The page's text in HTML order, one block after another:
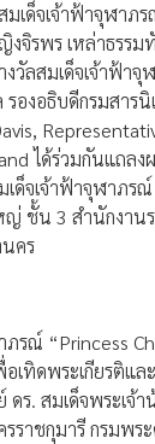
มเด็จเจ้าฟ้าจุฬา
จิรพร เหล่าธรรม
วัลสมเด็จเจ้าฟ้า
องอธิบดีกรมสารนิ
ได้ร่วมกันแถลง
ด็จเจ้าฟ้าจุฬาภร
ชั้น 3 สำนักงาน
คร
ภรณ์ “Princess
เทิดพระเกียรติแล
ร. สมเด็จพระเจ้า
าชกุมารี กรมพร